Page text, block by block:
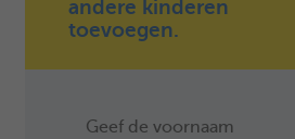
andere kinderen
toevoegen.
Geef de voornaam